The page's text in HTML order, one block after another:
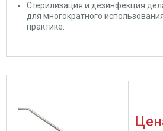
Стерилизация и дезинфекция
для многократного
практике.